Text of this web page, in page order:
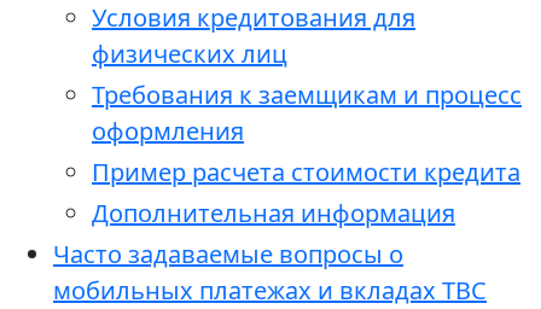
Условия кредитования для
физических лиц
Требования к заемщикам и процесс
оформления
Пример расчета стоимости кредита
Дополнительная информация
Часто задаваемые вопросы о
мобильных платежах и вкладах TBC